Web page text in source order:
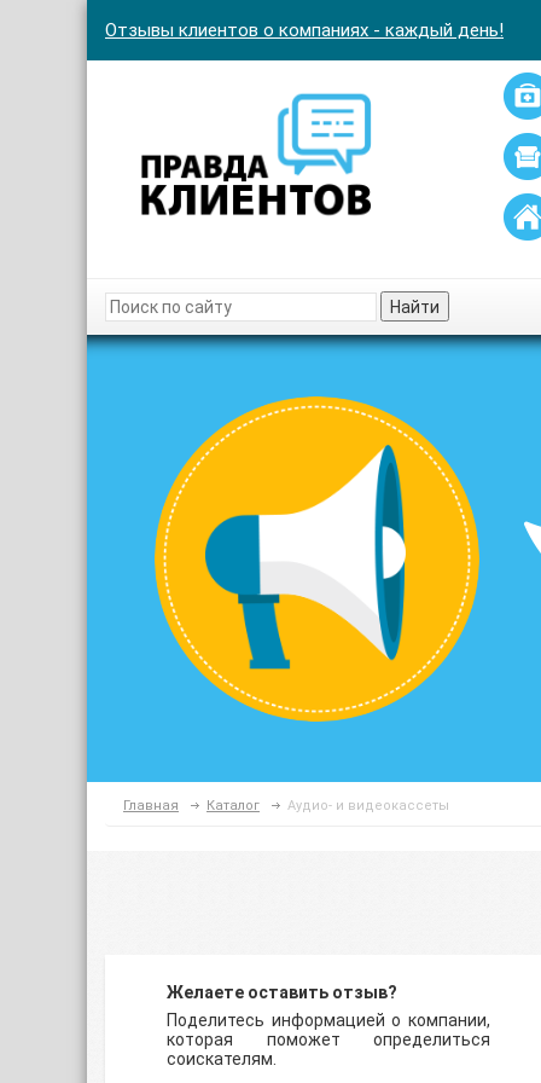
Отзывы клиентов о компаниях - каждый день!
Найти
Главная Каталог Аудио- и видеокассеты
Желаете оставить отзыв?
Поделитесь информацией о компании,
которая поможет определиться
соискателям.